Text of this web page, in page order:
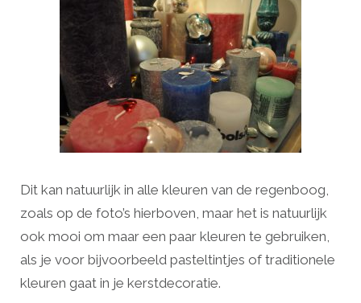
Dit kan natuurlijk in alle kleuren van de regenboog,
zoals op de foto’s hierboven, maar het is natuurlijk
ook mooi om maar een paar kleuren te gebruiken,
als je voor bijvoorbeeld pasteltintjes of traditionele
kleuren gaat in je kerstdecoratie.